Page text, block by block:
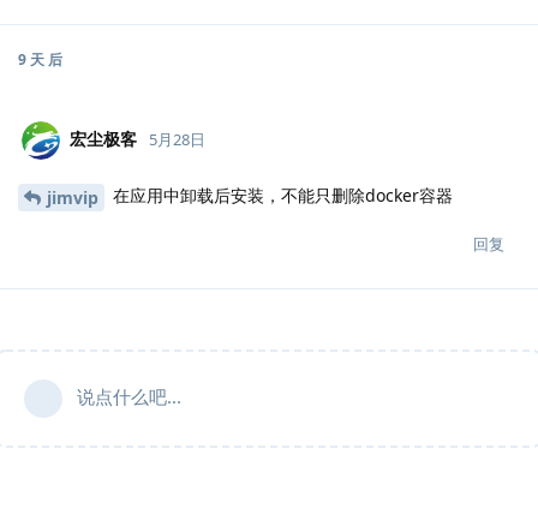
9 天 后
宏尘极客 5月28日
jimvip 在应用中卸载后安装，不能只删除docker容器
回复
说点什么吧...